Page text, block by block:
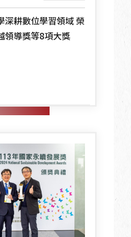
深耕數位學習領域 榮
領導獎等8項大獎